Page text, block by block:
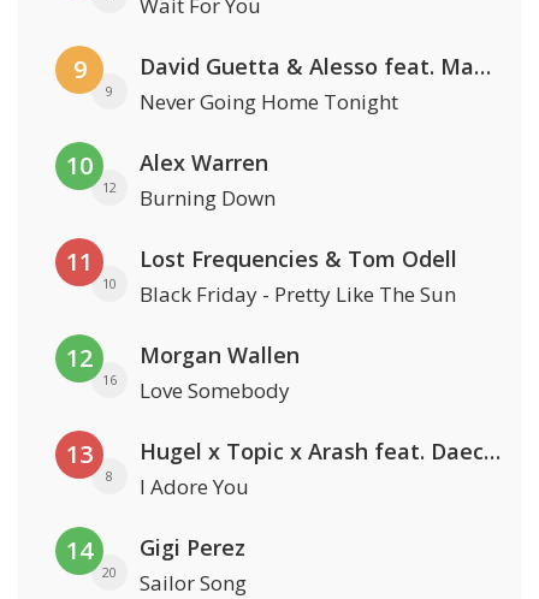
Wait For You
9
9
David Guetta & Alesso feat. Madison Love
Never Going Home Tonight
10
12
Alex Warren
Burning Down
11
10
Lost Frequencies & Tom Odell
Black Friday - Pretty Like The Sun
12
16
Morgan Wallen
Love Somebody
13
8
Hugel x Topic x Arash feat. Daecolm
I Adore You
14
20
Gigi Perez
Sailor Song